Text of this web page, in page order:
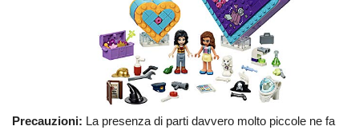
Precauzioni: La presenza di parti davvero molto piccole ne fa